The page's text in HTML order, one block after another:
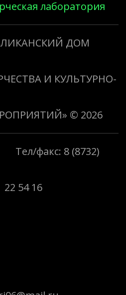
лаборатория
ДОМ
И КУЛЬТУРНО-
© 2026
Тел/факс: 8 (8732)
22 54 16